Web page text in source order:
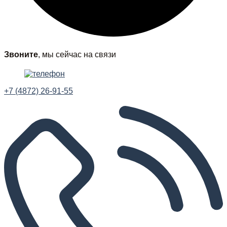
Звоните, мы сейчас на связи
+7 (4872) 26-91-55